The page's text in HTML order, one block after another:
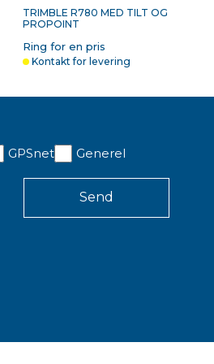
TRIMBLE
TRANSPORTKUFFERT TIL
TDC6 / TSC5 / TSC7
3.300,00 kr. ekskl. moms
TRIMBLE R780 MED TILT OG
PROPOINT
Ring for en pris
Kontakt for levering
GPSnet Generel